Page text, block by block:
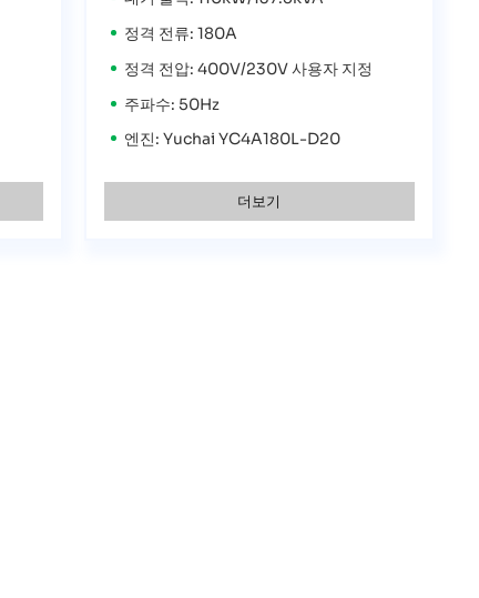
정격 전류: 180A
정격 전압: 400V/230V 사용자 지정
주파수: 50Hz
엔진: Yuchai YC4A180L-D20
더보기